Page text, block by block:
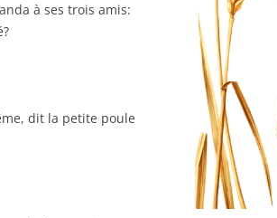
à ses trois amis:
dit la petite poule